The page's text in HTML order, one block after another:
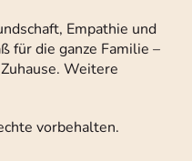
Empathie und
für die ganze Familie –
Weitere
vorbehalten.